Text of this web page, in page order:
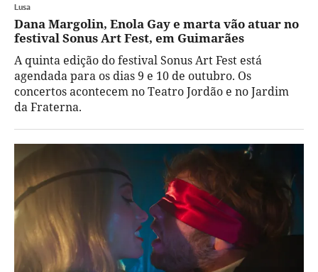
Lusa
Dana Margolin, Enola Gay e marta vão atuar no
festival Sonus Art Fest, em Guimarães
A quinta edição do festival Sonus Art Fest está
agendada para os dias 9 e 10 de outubro. Os
concertos acontecem no Teatro Jordão e no Jardim
da Fraterna.